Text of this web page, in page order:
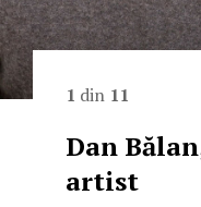
1 din 11
Dan
artist